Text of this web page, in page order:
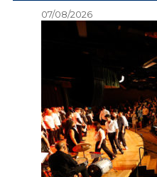
07/08/2026